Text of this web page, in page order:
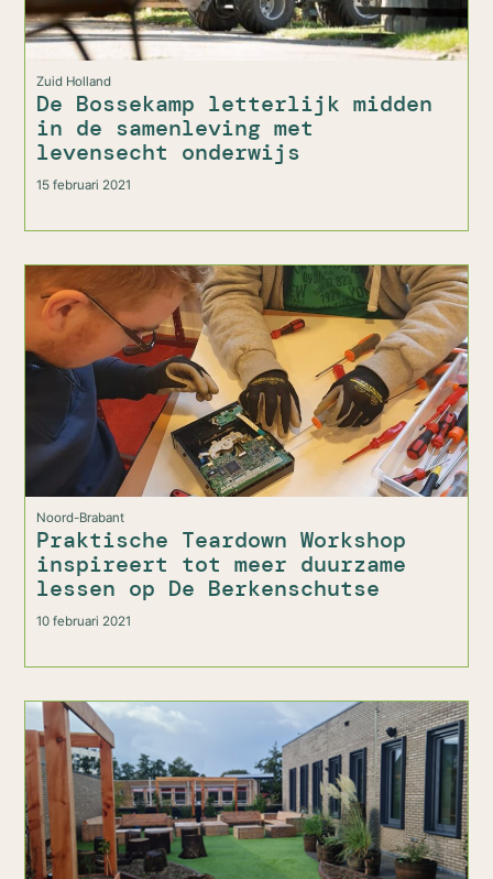
Zuid Holland
De Bossekamp letterlijk midden
in de samenleving met
levensecht onderwijs
15 februari 2021
Noord-Brabant
Praktische Teardown Workshop
inspireert tot meer duurzame
lessen op De Berkenschutse
10 februari 2021